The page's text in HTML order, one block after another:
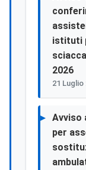
istituti
2026
21 Luglio
Avviso
per